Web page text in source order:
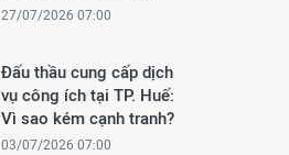
27/07/2026 07:00
Đấu thầu cung cấp dịch
vụ công ích tại TP. Huế:
Vì sao kém cạnh tranh?
03/07/2026 07:00